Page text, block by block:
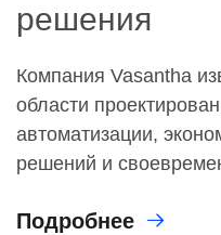
решения
Компания Vasantha
области
автоматизации,
решений и
Подробнее